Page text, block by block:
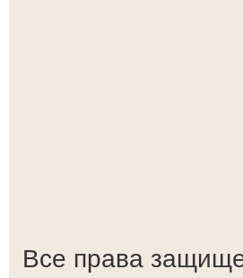
Все права